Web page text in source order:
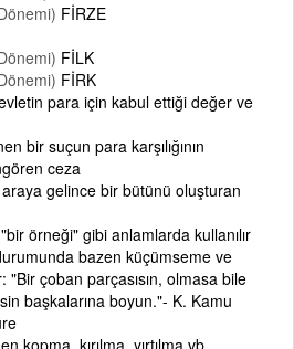
FİRZE
FİLK
FİRK
para için kabul ettiği değer ve
bir suçun para karşılığının
ceza
araya gelince bir bütünü oluşturan
örneği" gibi anlamlarda kullanılır
bazen küçümseme ve
"Bir çoban parçasısın, olmasa bile
başkalarına boyun."- K. Kamu
kopma, kırılma, yırtılma vb.